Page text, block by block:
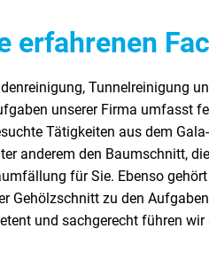
erfahrenen